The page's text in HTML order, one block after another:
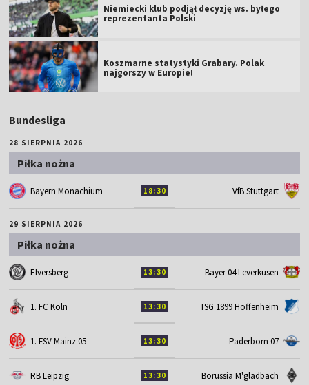
Niemiecki klub podjął decyzję ws. byłego
reprezentanta Polski
Koszmarne statystyki Grabary. Polak
najgorszy w Europie!
Bundesliga
28 SIERPNIA 2026
Piłka nożna
Bayern Monachium 18:30 VfB Stuttgart
29 SIERPNIA 2026
Piłka nożna
Elversberg 13:30 Bayer 04 Leverkusen
1. FC Koln 13:30 TSG 1899 Hoffenheim
1. FSV Mainz 05 13:30 Paderborn 07
RB Leipzig 13:30 Borussia M'gladbach